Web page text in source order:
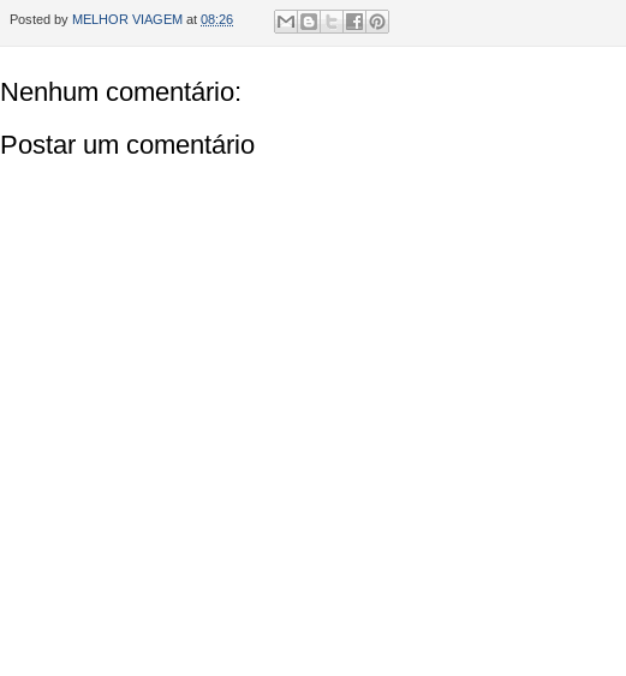
Posted by MELHOR VIAGEM at 08:26
Nenhum comentário:
Postar um comentário